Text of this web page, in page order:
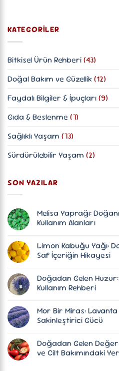
KATEGORILER
Bitkisel Ürün Rehberi(43)
Doğal Bakım ve Güzellik (12)
Faydalı Bilgiler & İpuçları(9)
Gıda & Beslenme (7)
Sağlıklı Yaşam (73)
Sürdürülebilir Yaşam (2)
SON YAZILAR
Melisa Yaprağı:
Kullanım Alanları
Melisa
Yaprağı:
Doğanın
ve
Kullanım
Alanları
Limon Kabuğu Yağı:
Saf İçeriğin Hikayesi
Limon
Kabuğu
Yağı:
Ferahlığın
ve
Saf
Doğadan Gelen
Kullanım Rehberi
Doğadan
Gelen
Huzur:
Faydaları
Kullanım
Mor Bir Miras:
Sakinleştirici Gücü
Mor
Miras:
Doğadan Gelen
ve Cilt Bakımındaki